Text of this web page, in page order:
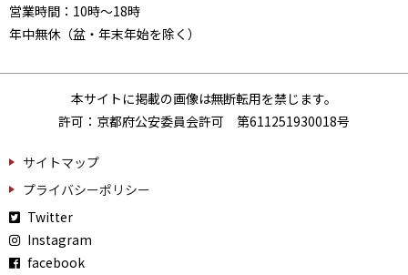
営業時間：10時～18時
年中無休（盆・年末年始を除く）
本サイトに掲載の画像は無断転用を禁じます。
許可：京都府公安委員会許可 第611251930018号
サイトマップ
プライバシーポリシー
Twitter
Instagram
facebook